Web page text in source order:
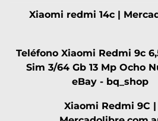
Xiaomi redmi 14c |
Teléfono Xiaomi Redmi 9c
Sim 3/64 Gb 13 Mp Ocho
eBay - bq_shop
Xiaomi Redmi 9C |